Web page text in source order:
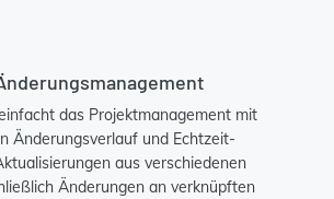
das Projektmanagement mit
Änderungsverlauf und Echtzeit-
aus verschiedenen
Änderungen an verknüpften